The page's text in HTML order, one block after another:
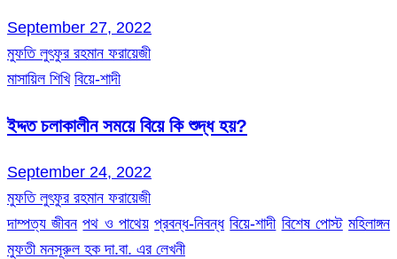
September 27, 2022
মুফতি লুৎফুর রহমান ফরায়েজী
মাসায়িল শিখি বিয়ে-শাদী
ইদ্দত চলাকালীন সময়ে বিয়ে কি শুদ্ধ হয়?
September 24, 2022
মুফতি লুৎফুর রহমান ফরায়েজী
দাম্পত্য জীবন পথ ও পাথেয় প্রবন্ধ-নিবন্ধ বিয়ে-শাদী বিশেষ পোস্ট মহিলাঙ্গন
মুফতী মনসূরুল হক দা.বা. এর লেখনী